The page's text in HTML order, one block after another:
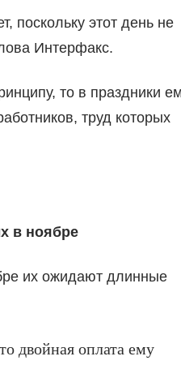
поскольку этот день не
Интерфакс.
то в праздники
труд которых
в ноябре
их ожидают длинные
двойная оплата ему